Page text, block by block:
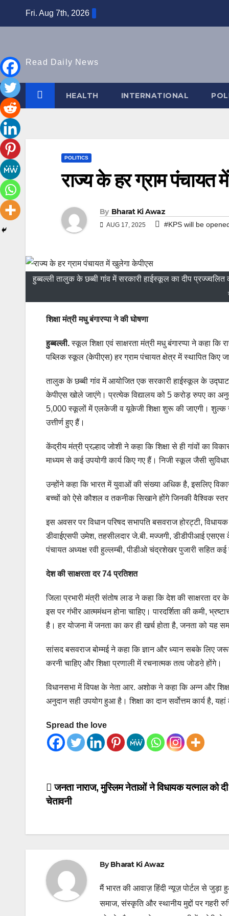
Fri. Aug 7th, 2026
Read Daily News
HEALTH INTERNATIONAL
POLITICS
राज्य के हर ग्राम पंचायत
By Bharat Ki Awaz
AUG 17, 2025 #KPS will be
हुब्बल्ली तालुक के छब्बी गांव में सरकारी हाईस्कूल का दीप प्रज्ज्वलित
शिक्षा मंत्री मधु बंगारप्पा ने की घोषणा
हुब्बल्ली.स्कूल शिक्षा एवं साक्षरता मंत्री मधु बंगारप्पा ने कहा
पब्लिक स्कूल (केपीएस) हर ग्राम पंचायत क्षेत्र में स्थापित किए
तालुक के छब्बी गांव में आयोजित एक सरकारी हाईस्कूल के
केपीएस खोले जाएंगे। प्रत्येक विद्यालय को 5 करोड़ रुपए का
5,000 स्कूलों में एलकेजी व यूकेजी शिक्षा शुरू की जाएगी। शुल्क
उत्तीर्ण हुए हैं।
केंद्रीय मंत्री प्रल्हाद जोशी ने कहा कि शिक्षा से ही गांवों का
माध्यम से कई उपयोगी कार्य किए गए हैं। निजी स्कूल जैसी
उन्होंने कहा कि भारत में युवाओं की संख्या अधिक है, इसलिए
बच्चों को ऐसे कौशल व तकनीक सिखाने होंगे जिनकी वैश्विक
इस अवसर पर विधान परिषद सभापति बसवराज होरट्टी,
डीवाईएसपी उमेश, तहसीलदार जे.बी. मज्जगी, डीडीपीआई एसएस
पंचायत अध्यक्ष रवी हुल्लम्बी, पीडीओ चंद्रशेखर पुजारी सहित
देश की साक्षरता दर 74 प्रतिशत
जिला प्रभारी मंत्री संतोष लाड ने कहा कि देश की साक्षरता
इस पर गंभीर आत्ममंथन होना चाहिए। पारदर्शिता की कमी,
है। हर योजना में जनता का कर ही खर्च होता है, जनता को यह
सांसद बसवराज बोम्मई ने कहा कि ज्ञान और ध्यान सबके लिए
करनी चाहिए और शिक्षा प्रणाली में रचनात्मक तत्व जोडऩे होंगे।
विधानसभा में विपक्ष के नेता आर. अशोक ने कहा कि अन्न और
अनुदान सही उपयोग हुआ है। शिक्षा का दान सर्वोत्तम कार्य है,
Spread the love
Post
जनता नाराज, मुस्लिम नेताओं ने विधायक यत्नाल को
चेतावनी
ByBharat Ki Awaz
मैं भारत की आवाज़ हिंदी न्यूज़ पोर्टल से जुड़ा
समाज, संस्कृति और स्थानीय मुद्दों पर गहरी